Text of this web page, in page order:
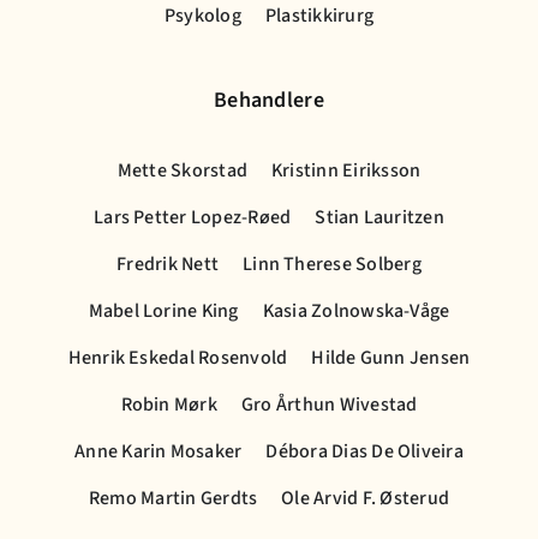
Psykolog
Plastikkirurg
Behandlere
Mette Skorstad
Kristinn Eiriksson
Lars Petter Lopez-Røed
Stian Lauritzen
Fredrik Nett
Linn Therese Solberg
Mabel Lorine King
Kasia Zolnowska-Våge
Henrik Eskedal Rosenvold
Hilde Gunn Jensen
Robin Mørk
Gro Årthun Wivestad
Anne Karin Mosaker
Débora Dias De Oliveira
Remo Martin Gerdts
Ole Arvid F. Østerud